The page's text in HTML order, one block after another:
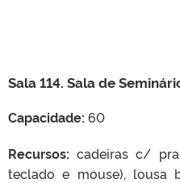
Sala 114. Sala de
Capacidade: 60
Recursos: cadeiras c/
teclado e mouse), lousa